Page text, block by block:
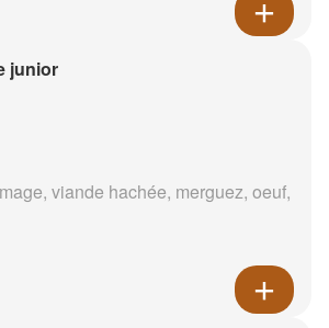
junior
viande hachée, merguez, oeuf,